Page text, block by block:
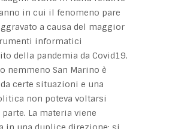
in cui il fenomeno pare
a causa del maggior
informatici
della pandemia da Covid19.
nemmeno San Marino è
certe situazioni e una
non poteva voltarsi
La materia viene